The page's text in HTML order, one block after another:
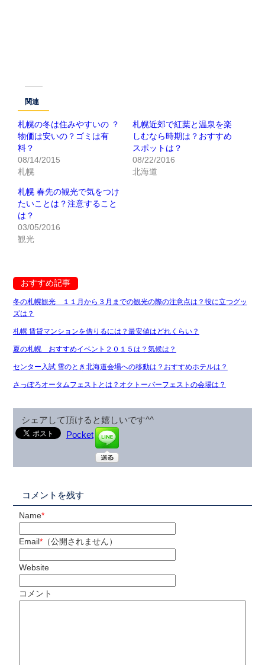
関連
札幌の冬は住みやすいの ？
物価は安いの？ゴミは有
料？
08/14/2015
札幌
札幌近郊で紅葉と温泉を楽
しむなら時期は？おすすめ
スポットは？
08/22/2016
北海道
札幌 春先の観光で気をつけ
たいことは？注意すること
は？
03/05/2016
観光
おすすめ記事
冬の札幌観光 １１月から３月までの観光の際の注意点は？役に立つグッ
ズは？
札幌 賃貸マンションを借りるには？最安値はどれくらい？
夏の札幌 おすすめイベント２０１５は？気候は？
センター入試 雪のとき北海道会場への移動は？おすすめホテルは？
さっぽろオータムフェストとは？オクトーバーフェストの会場は？
シェアして頂けると嬉しいです^^
Pocket
コメントを残す
Name*
Email*（公開されません）
Website
コメント